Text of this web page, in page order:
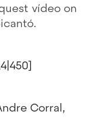
vídeo on
Corral,